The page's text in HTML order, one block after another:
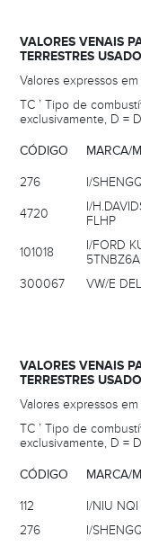
VALORES VENAIS
TERRESTRES
Valores expressos em
TC ’ Tipo de
exclusivamente, D =
CÓDIGO MARCA/
276
I/
4720
I/
FLHP
101018
I/FORD
300067 VW/E
VALORES VENAIS
TERRESTRES
Valores expressos em
TC ’ Tipo de
exclusivamente, D =
CÓDIGO MARCA/
112
I/NIU NQI
276
I/